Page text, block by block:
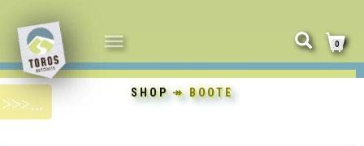
NAVIGATION
UMSCHALTEN
0
SHOP↠ BOOTE